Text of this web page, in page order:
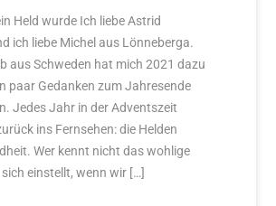
Held wurde Ich liebe Astrid
ich liebe Michel aus Lönneberga.
aus Schweden hat mich 2021 dazu
paar Gedanken zum Jahresende
Jedes Jahr in der Adventszeit
ins Fernsehen: die Helden
Wer kennt nicht das wohlige
einstellt, wenn wir […]